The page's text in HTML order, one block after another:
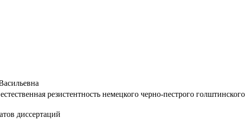
резистентность немецкого черно-пестрого
диссертаций